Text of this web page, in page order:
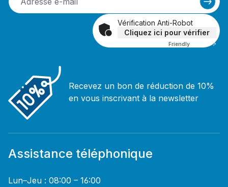
Vérification Anti-Robot
Cliquez ici pour vérifier
Friendly Captcha ⇗
Recevez un bon de réduction de 10%
en vous inscrivant à la newsletter
Assistance téléphonique
Lun–Jeu : 08:00 – 16:00